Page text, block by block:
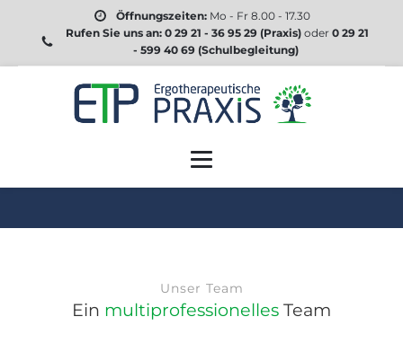
Öffnungszeiten:Mo - Fr 8.00 - 17.30
Rufen Sie uns an: 0 29 21 - 36 95 29 (Praxis) oder 0 29 21
- 599 40 69 (Schulbegleitung)
Unser Team
Ein multiprofessionelles Team